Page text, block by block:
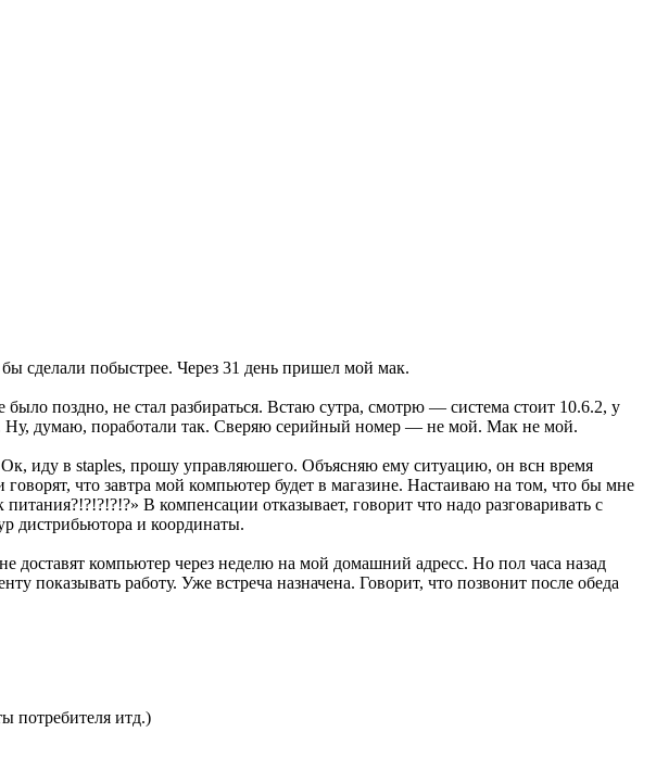
сделали побыстрее. Через 31 день пришел мой мак.
поздно, не стал разбираться. Встаю сутра, смотрю — система стоит 10.6.2, у
Ну, думаю, поработали так. Сверяю серийный номер — не мой. Мак не мой.
иду в staples, прошу управляюшего. Объясняю ему ситуацию, он всн время
что завтра мой компьютер будет в магазине. Настаиваю на том, что бы мне
В компенсации отказывает, говорит что надо разговаривать с
дистрибьютора и координаты.
компьютер через неделю на мой домашний адресс. Но пол часа назад
показывать работу. Уже встреча назначена. Говорит, что позвонит после обеда
потребителя итд.)